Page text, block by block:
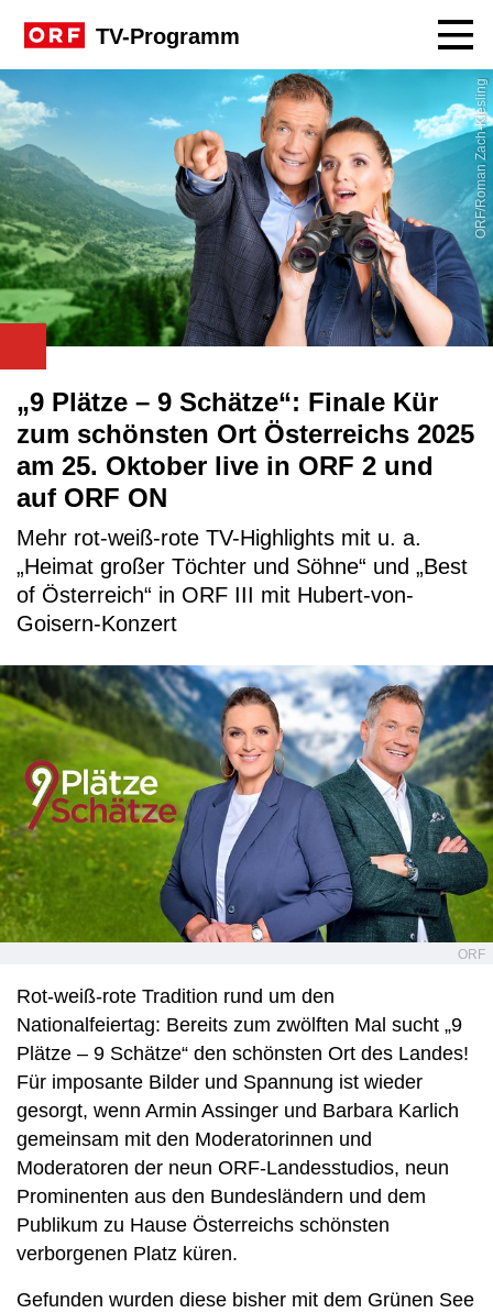
TV-Programm
ORF/Roman Zach-Kiesling
„9 Plätze – 9 Schätze“: Finale Kür
zum schönsten Ort Österreichs 2025
am 25. Oktober live in ORF 2 und
auf ORF ON
Mehr rot-weiß-rote TV-Highlights mit u. a.
„Heimat großer Töchter und Söhne“ und „Best
of Österreich“ in ORF III mit Hubert-von-
Goisern-Konzert
ORF
Rot-weiß-rote Tradition rund um den
Nationalfeiertag: Bereits zum zwölften Mal sucht „9
Plätze – 9 Schätze“ den schönsten Ort des Landes!
Für imposante Bilder und Spannung ist wieder
gesorgt, wenn Armin Assinger und Barbara Karlich
gemeinsam mit den Moderatorinnen und
Moderatoren der neun ORF-Landesstudios, neun
Prominenten aus den Bundesländern und dem
Publikum zu Hause Österreichs schönsten
verborgenen Platz küren.
Gefunden wurden diese bisher mit dem Grünen See